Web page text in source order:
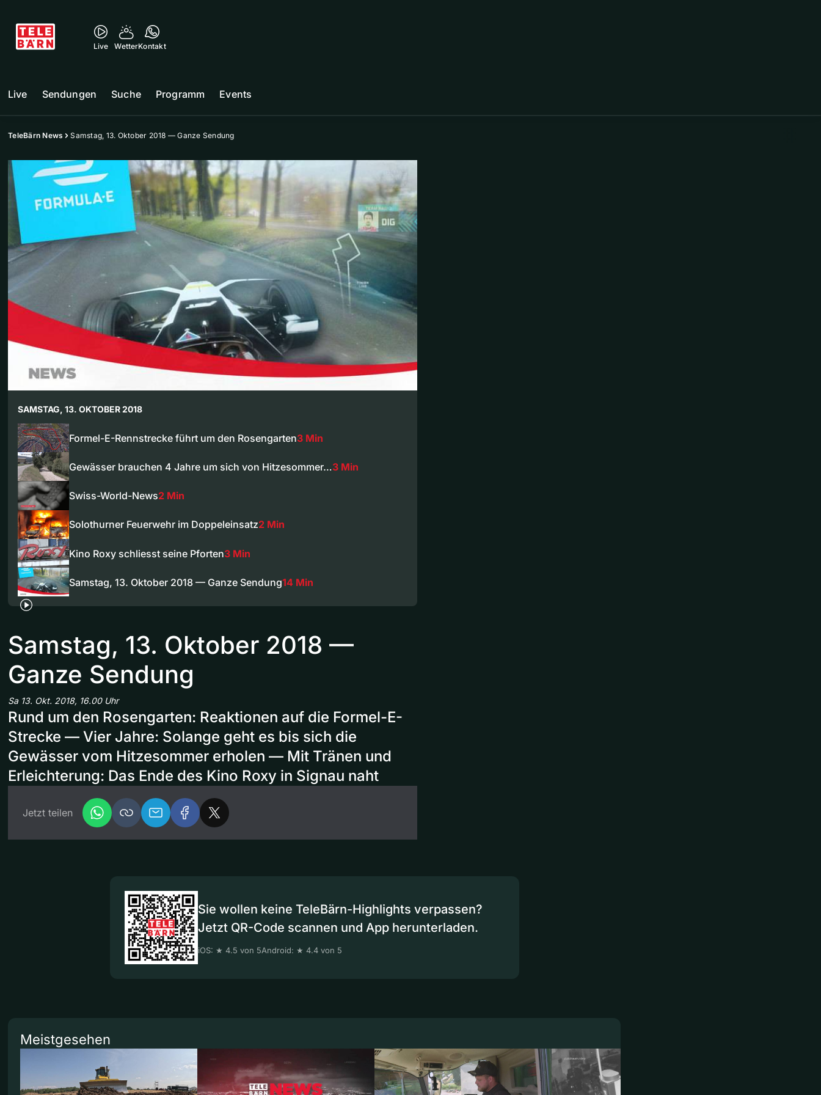
Live WetterKontakt
Live Sendungen Suche Programm Events
TeleBärn News Samstag, 13. Oktober 2018 — Ganze Sendung
SAMSTAG, 13. OKTOBER 2018
Formel-E-Rennstrecke führt um den Rosengarten3 Min
Gewässer brauchen 4 Jahre um sich von Hitzesommer…3 Min
Swiss-World-News2 Min
Solothurner Feuerwehr im Doppeleinsatz2 Min
Kino Roxy schliesst seine Pforten3 Min
Samstag, 13. Oktober 2018 — Ganze Sendung14 Min
Samstag, 13. Oktober 2018 —
Ganze Sendung
Sa 13. Okt. 2018, 16.00 Uhr
Rund um den Rosengarten: Reaktionen auf die Formel-E-
Strecke — Vier Jahre: Solange geht es bis sich die
Gewässer vom Hitzesommer erholen — Mit Tränen und
Erleichterung: Das Ende des Kino Roxy in Signau naht​
Jetzt teilen
Sie wollen keine TeleBärn-Highlights verpassen?
Jetzt QR-Code scannen und App herunterladen.
iOS: ★ 4.5 von 5Android: ★ 4.4 von 5
Meistgesehen